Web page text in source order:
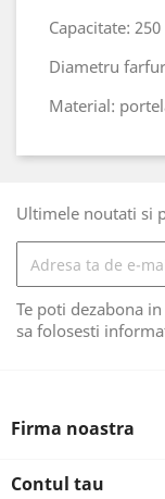
Capacitate:
Diametru
Material:
Ultimele noutati si
Te poti dezabona
sa folosesti
Firma noastra
Contul tau